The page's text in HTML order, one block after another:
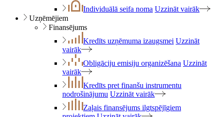
Individuālā seifa noma Uzzināt vairāk
Uzņēmējiem
Finansējums
Kredīts uzņēmuma izaugsmei Uzzināt
vairāk
Obligāciju emisiju organizēšana Uzzināt
vairāk
Kredīts pret finanšu instrumentu
nodrošinājumu Uzzināt vairāk
Zaļais finansējums ilgtspējīgiem